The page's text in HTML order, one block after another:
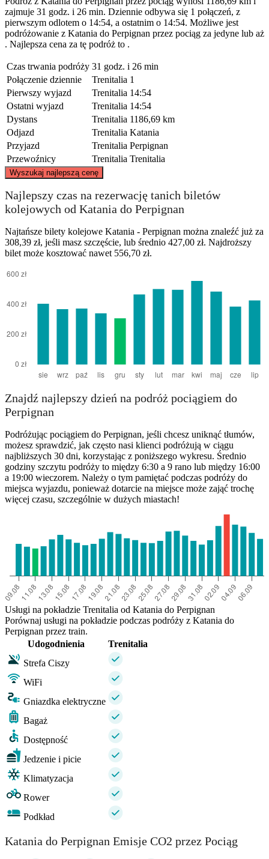
zajmuje 31 godz. i 26 min. Dziennie odbywa się 1 połączeń, z
pierwszym odlotem o 14:54, a ostatnim o 14:54. Możliwe jest
podróżowanie z Katania do Perpignan przez pociąg za jedyne lub aż
. Najlepsza cena za tę podróż to .
Czas trwania podróży 31 godz. i 26 min
Połączenie dziennie
Trenitalia 1
Pierwszy wyjazd
Trenitalia 14:54
Ostatni wyjazd
Trenitalia 14:54
Dystans
Trenitalia 1186,69 km
Odjazd
Trenitalia Katania
Przyjazd
Trenitalia Perpignan
Przewoźnicy
Trenitalia Trenitalia
Wyszukaj najlepszą cenę
Catania
Perpignan
©CARTO, ©
Najlepszy czas na rezerwację tanich biletów
kolejowych od Katania do Perpignan
Najtańsze bilety kolejowe Katania - Perpignan można znaleźć już za
308,39 zł, jeśli masz szczęście, lub średnio 427,00 zł. Najdroższy
bilet może kosztować nawet 556,70 zł.
Znajdź najlepszy dzień na podróż pociągiem do
Perpignan
Podróżując pociągiem do Perpignan, jeśli chcesz uniknąć tłumów,
możesz sprawdzić, jak często nasi klienci podróżują w ciągu
najbliższych 30 dni, korzystając z poniższego wykresu. Średnio
godziny szczytu podróży to między 6:30 a 9 rano lub między 16:00
a 19:00 wieczorem. Należy o tym pamiętać podczas podróży do
miejsca wyjazdu, ponieważ dotarcie na miejsce może zająć trochę
więcej czasu, szczególnie w dużych miastach!
Usługi na pokładzie Trenitalia od Katania do Perpignan
Porównaj usługi na pokładzie podczas podróży z Katania do
Perpignan przez train.
Udogodnienia
Trenitalia
Strefa Ciszy
WiFi
Gniazdka elektryczne
Bagaż
Dostępność
Jedzenie i picie
Klimatyzacja
Rower
Podkład
Katania do Perpignan Emisje CO2 przez Pociąg